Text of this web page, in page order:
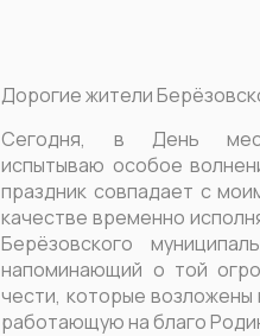
Дорогие жители
Сегодня, в День
испытываю особое
праздник совпадает с
качестве временно
Берёзовского
напоминающий о той
чести, которые
работающую на благо